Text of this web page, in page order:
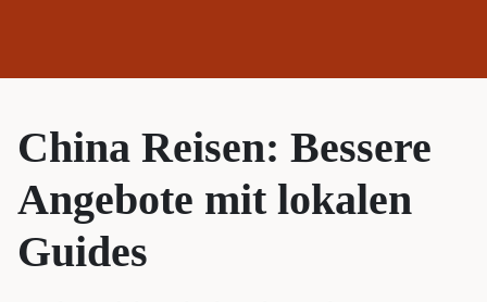
China Reisen: Bessere
Angebote mit lokalen
Guides